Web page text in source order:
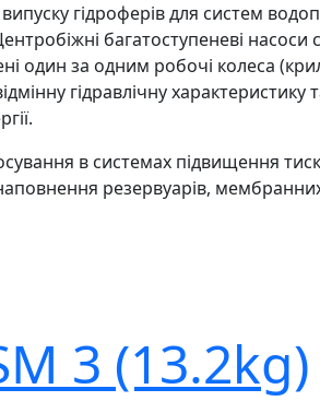
гідроферів для систем
багатоступеневі насоси
один за одним робочі колеса
гідравлічну характеристику
в системах підвищення
резервуарів,
3 (13.2kg)